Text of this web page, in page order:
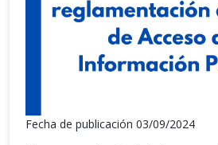
Fecha de publicación 03/09/2024